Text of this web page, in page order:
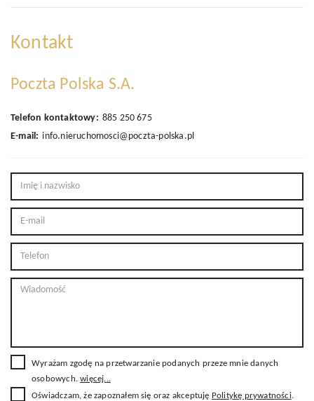
Kontakt
Poczta Polska S.A.
Telefon kontaktowy: 885 250 675
E-mail: info.nieruchomosci@poczta-polska.pl
Wyrażam zgodę na przetwarzanie podanych przeze mnie danych
osobowych.więcej...
Oświadczam, że zapoznałem się oraz akceptuję Politykę prywatności.